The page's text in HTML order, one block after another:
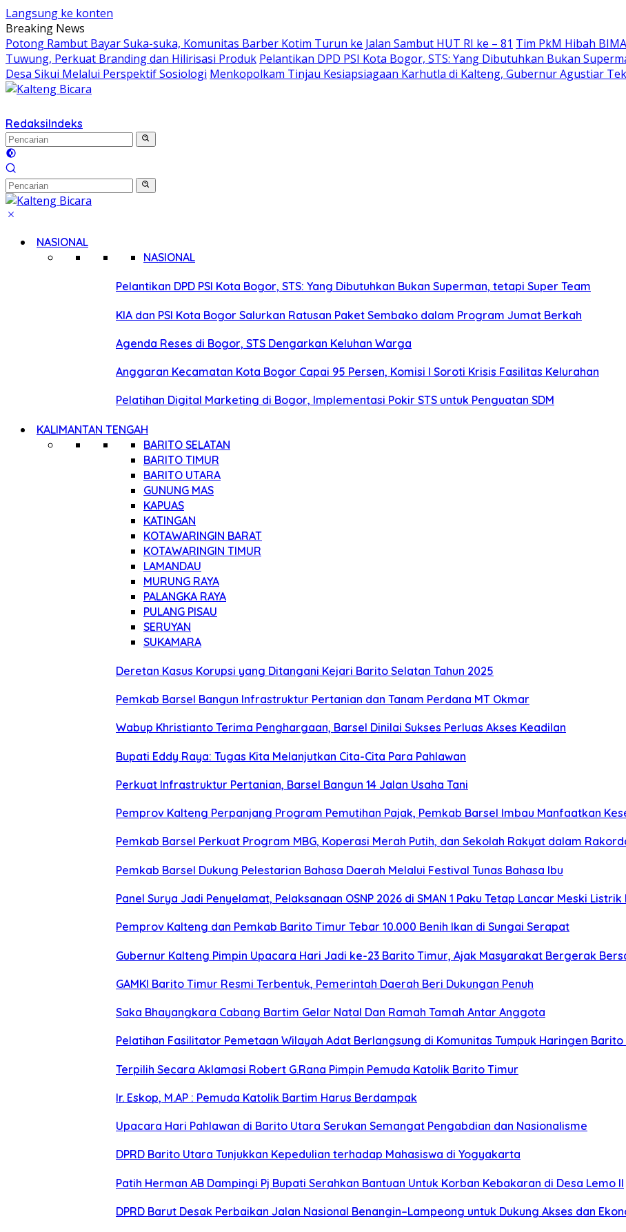
Langsung ke konten
Breaking News
Potong Rambut Bayar Suka-suka, Komunitas Barber Kotim Turun ke Jalan Sambut HUT RI ke – 81 Tim PkM Hibah
Tuwung, Perkuat Branding dan Hilirisasi Produk Pelantikan DPD PSI Kota Bogor, STS: Yang Dibutuhkan Bukan
Desa Sikui Melalui Perspektif Sosiologi Menkopolkam Tinjau Kesiapsiagaan Karhutla di Kalteng, Gubernur Agustiar
RedaksiIndeks
NASIONAL
NASIONAL
Pelantikan DPD PSI Kota Bogor, STS: Yang Dibutuhkan Bukan Superman, tetapi Super Team
KIA dan PSI Kota Bogor Salurkan Ratusan Paket Sembako dalam Program Jumat Berkah
Agenda Reses di Bogor, STS Dengarkan Keluhan Warga
Anggaran Kecamatan Kota Bogor Capai 95 Persen, Komisi I Soroti Krisis Fasilitas Kelurahan
Pelatihan Digital Marketing di Bogor, Implementasi Pokir STS untuk Penguatan SDM
KALIMANTAN TENGAH
BARITO SELATAN
BARITO TIMUR
BARITO UTARA
GUNUNG MAS
KAPUAS
KATINGAN
KOTAWARINGIN BARAT
KOTAWARINGIN TIMUR
LAMANDAU
MURUNG RAYA
PALANGKA RAYA
PULANG PISAU
SERUYAN
SUKAMARA
Deretan Kasus Korupsi yang Ditangani Kejari Barito Selatan Tahun 2025
Pemkab Barsel Bangun Infrastruktur Pertanian dan Tanam Perdana MT Okmar
Wabup Khristianto Terima Penghargaan, Barsel Dinilai Sukses Perluas Akses Keadilan
Bupati Eddy Raya: Tugas Kita Melanjutkan Cita-Cita Para Pahlawan
Perkuat Infrastruktur Pertanian, Barsel Bangun 14 Jalan Usaha Tani
Pemprov Kalteng Perpanjang Program Pemutihan Pajak, Pemkab Barsel Imbau Manfaatkan
Pemkab Barsel Perkuat Program MBG, Koperasi Merah Putih, dan Sekolah Rakyat dalam
Pemkab Barsel Dukung Pelestarian Bahasa Daerah Melalui Festival Tunas Bahasa Ibu
Panel Surya Jadi Penyelamat, Pelaksanaan OSNP 2026 di SMAN 1 Paku Tetap Lancar Meski Listrik
Pemprov Kalteng dan Pemkab Barito Timur Tebar 10.000 Benih Ikan di Sungai Serapat
Gubernur Kalteng Pimpin Upacara Hari Jadi ke-23 Barito Timur, Ajak Masyarakat Bergerak
GAMKI Barito Timur Resmi Terbentuk, Pemerintah Daerah Beri Dukungan Penuh
Saka Bhayangkara Cabang Bartim Gelar Natal Dan Ramah Tamah Antar Anggota
Pelatihan Fasilitator Pemetaan Wilayah Adat Berlangsung di Komunitas Tumpuk Haringen
Terpilih Secara Aklamasi Robert G.Rana Pimpin Pemuda Katolik Barito Timur
Ir. Eskop, M.AP : Pemuda Katolik Bartim Harus Berdampak
Upacara Hari Pahlawan di Barito Utara Serukan Semangat Pengabdian dan Nasionalisme
DPRD Barito Utara Tunjukkan Kepedulian terhadap Mahasiswa di Yogyakarta
Patih Herman AB Dampingi Pj Bupati Serahkan Bantuan Untuk Korban Kebakaran di Desa Lemo II
DPRD Barut Desak Perbaikan Jalan Nasional Benangin–Lampeong untuk Dukung Akses dan